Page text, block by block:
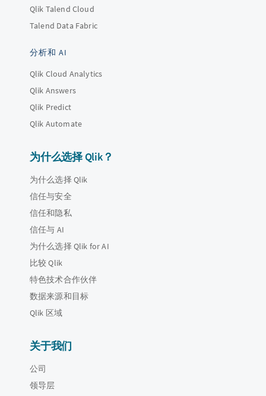
Qlik Talend Cloud
Talend Data Fabric
分析和 AI
Qlik Cloud Analytics
Qlik Answers
Qlik Predict
Qlik Automate
为什么选择 Qlik？
为什么选择 Qlik
信任与安全
信任和隐私
信任与 AI
为什么选择 Qlik for AI
比较 Qlik
特色技术合作伙伴
数据来源和目标
Qlik 区域
关于我们
公司
领导层